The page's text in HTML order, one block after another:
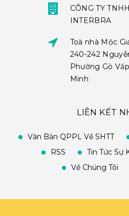
CÔNG TY
INTERBRA
Toà nhà Mộc
240-242
Phường Gò
Minh
LIÊN KẾT
Văn Bản QPPL Về SHTT
RSS
Tin Tức Sự
Về Chúng Tôi